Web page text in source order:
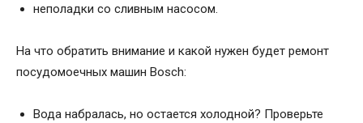
неполадки со сливным насосом.
На что обратить внимание и какой нужен будет ремонт
посудомоечных машин Bosch:
Вода набралась, но остается холодной? Проверьте